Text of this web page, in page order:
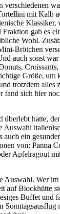
verschiedenen
mit Kalb
Klassiker,
gab es
Wohl.
Brötchen
auch sonst
Größe, um
trotzdem alles
fand sich hier
überlebt hatte,
Auswahl
ein
von: Panna
Apfelragout
Auswahl. Wer im
auf Blockhütte
Buffet und